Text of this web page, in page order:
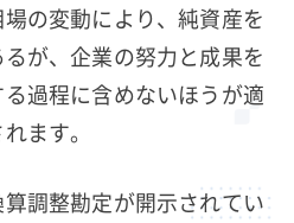
の変動により、純資産を
が、企業の努力と成果を
過程に含めないほうが適
ます。
調整勘定が開示されてい